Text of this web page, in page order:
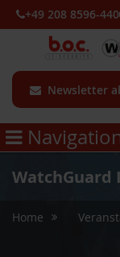
Newsletter
+49 208 8596-440
Home